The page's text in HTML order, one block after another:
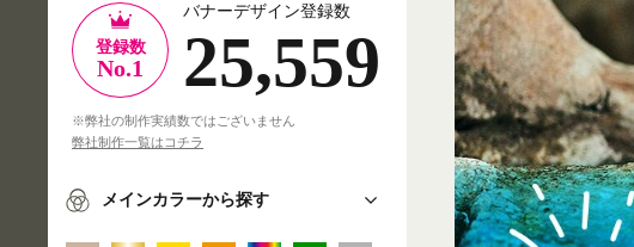
登録数
No.1
バナーデザイン登録数
25,559
※弊社の制作実績数ではございません
弊社制作一覧はコチラ
メインカラーから探す